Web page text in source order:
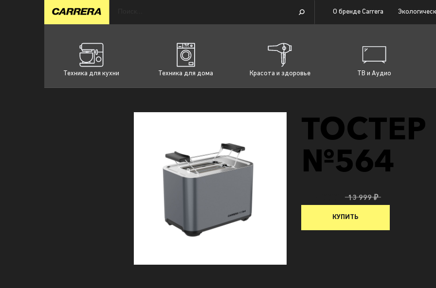
О бренде Carrera
Техника для кухни Техника для дома Красота и здоровье ТВ и Аудио
ТОСТЕР
№564
7 999 ₽13 999 ₽
КУПИТЬ